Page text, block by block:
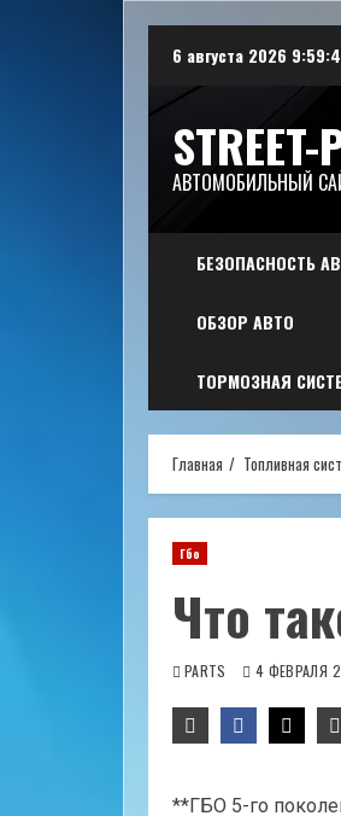
содержимому
6 августа 2026
АВТОМОБИЛЬНЫЙ
БЕЗОПАСНОСТЬ
ОБЗОР АВТО
ТОРМОЗНАЯ
Главная Топливная
Гбо
Что
PARTS 4 ФЕВРАЛЯ
**ГБО 5-го